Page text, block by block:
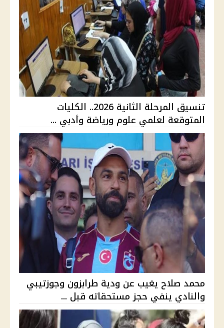
تنسيق المرحلة الثانية 2026.. الكليات
المتوقعة لعلمي علوم ورياضة وأدبي ...
محمد صلاح يغيب عن ودية طرابزون وجوزتيبي
والنادي ينفي حجز مستحقاته قبل ...